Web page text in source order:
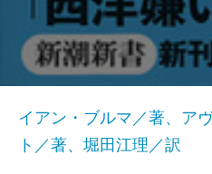
イアン・ブルマ／著、ア
ト／著、堀田江理／訳